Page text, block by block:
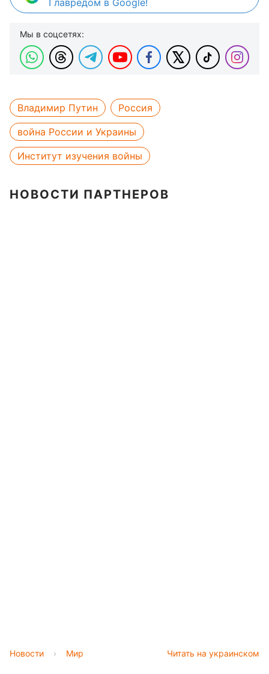
Главредом в Google!
Мы в соцсетях:
Владимир Путин
Россия
война России и Украины
Институт изучения войны
НОВОСТИ ПАРТНЕРОВ
Читать на украинском
Новости › Мир